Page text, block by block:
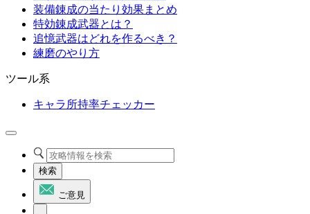
装備錬成の当たり効果まとめ
特効錬成武器とは？
追憶武器はどれを作るべき？
練磨のやり方
ツール系
キャラ所持率チェッカー
検索
ご意見